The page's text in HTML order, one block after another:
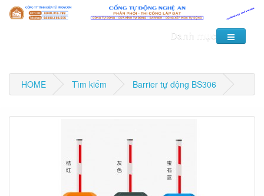
Danh mục
HOME Tìm kiếm Barrier tự động BS306